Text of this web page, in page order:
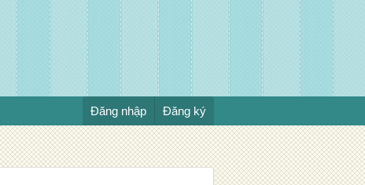
Đăng nhập Đăng ký